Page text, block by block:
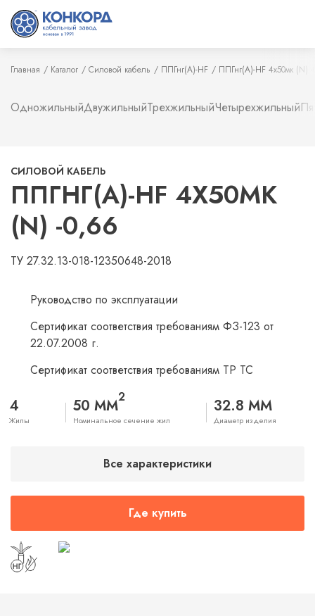
Главная Каталог Силовой кабель ППГнг(А)-HF ППГнг(А)-HF 4х50мк (N)
ОдножильныйДвужильныйТрехжильныйЧетырехжильный
СИЛОВОЙ КАБЕЛЬ
ППГНГ(А)-HF 4Х50МК
(N) -0,66
ТУ 27.32.13-018-12350648-2018
Руководство по эксплуатации
Сертификат соответствия требованиям ФЗ-123 от
22.07.2008 г.
Сертификат соответствия требованиям ТР ТС
4
Жилы
50 ММ2
Номинальное сечение жил
32.8 ММ
Диаметр изделия
Все характеристики
Где купить